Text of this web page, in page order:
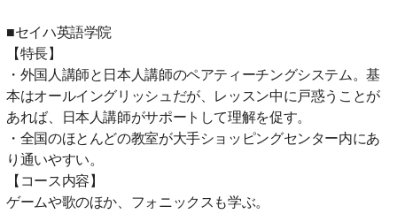
■セイハ英語学院
【特長】
・外国人講師と日本人講師のペアティーチングシステム。基
本はオールイングリッシュだが、レッスン中に戸惑うことが
あれば、日本人講師がサポートして理解を促す。
・全国のほとんどの教室が大手ショッピングセンター内にあ
り通いやすい。
【コース内容】
ゲームや歌のほか、フォニックスも学ぶ。